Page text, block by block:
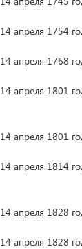
14 апреля 1754
14 апреля 1768
14 апреля 1801
14 апреля 1801
14 апреля 1814
14 апреля 1828
14 апреля 1828